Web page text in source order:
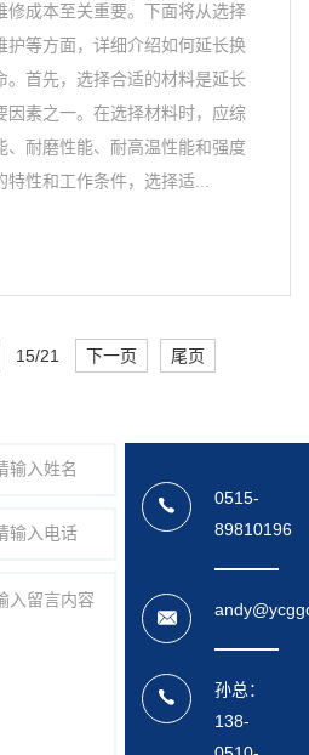
修成本至关重要。下面将从选择
护等方面，详细介绍如何延长换
。首先，选择合适的材料是延长
因素之一。在选择材料时，应综
、耐磨性能、耐高温性能和强度
性和工作条件，选择适...
15/21 下一页 尾页
0515-
89810196
孙总：
138-